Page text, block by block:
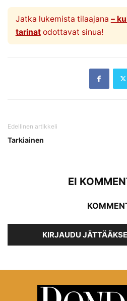
Jatka lukemista tilaajana –
tarinatodottavat sinua!
Edellinen artikkeli
Tarkiainen
EI
KIRJAUDU